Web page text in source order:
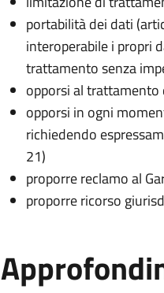
portabilità dei dati
interoperabile i propri
trattamento senza
opporsi al
opporsi in ogni
richiedendo
21)
proporre reclamo al
proporre ricorso